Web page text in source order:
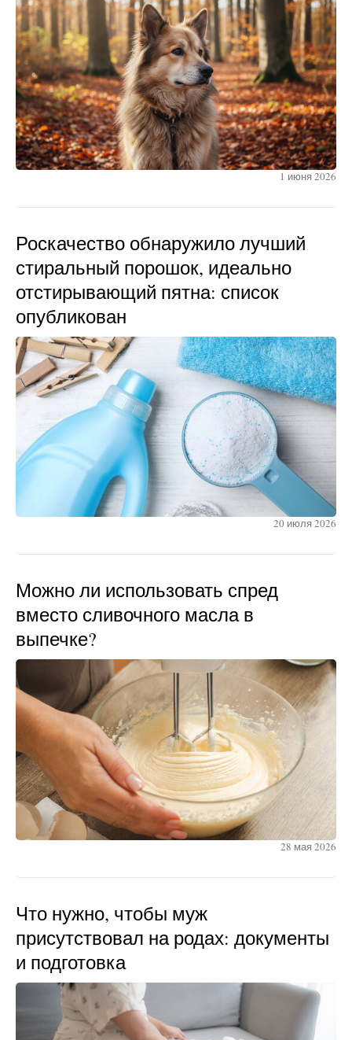
1 июня 2026
Роскачество обнаружило лучший
стиральный порошок, идеально
отстирывающий пятна: список
опубликован
20 июля 2026
Можно ли использовать спред
вместо сливочного масла в
выпечке?
28 мая 2026
Что нужно, чтобы муж
присутствовал на родах: документы
и подготовка